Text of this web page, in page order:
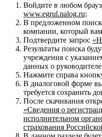
Войдите в любом
www.egrul.nalog.ru;
В предложенном
компании, который вам
Подтвердите запрос
Результаты поиска
учреждения с
данных о
Нажмите справа
В диалоговой форме
требуется сохранить
После скачивания
«Сведения о
исполнительном
страхования